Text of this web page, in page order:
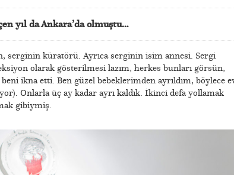
yıl da Ankara’da olmuştu…
serginin küratörü. Ayrıca serginin isim annesi. Sergi
olarak gösterilmesi lazım, herkes bunları görsün,
ikna etti. Ben güzel bebeklerimden ayrıldım, böylece
Onlarla üç ay kadar ayrı kaldık. İkinci defa yollamak
gibiymiş.